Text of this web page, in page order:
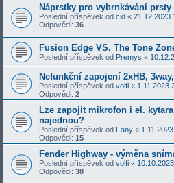
Náprstky pro vybrnkávání prsty
Poslední příspěvek od cid « 21.12.2023
Odpovědi: 36
Fusion Edge VS. The Tone
Poslední příspěvek od Premys «
Nefunkční zapojení 2xHB,
Poslední příspěvek od volfi « 1.11.2023
Odpovědi: 2
Lze zapojit mikrofon i el.
najednou?
Poslední příspěvek od Fany «
Odpovědi: 15
Fender Highway - výměna
Poslední příspěvek od volfi «
Odpovědi: 38